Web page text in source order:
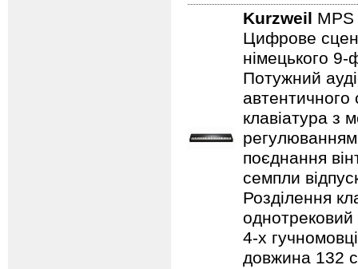
Kurzweil
Цифрове
німецького 9-
Потужний
автентичного
клавіатура з
регулюванням
поєднання
семпли
Розділення
4-х
довжина 132